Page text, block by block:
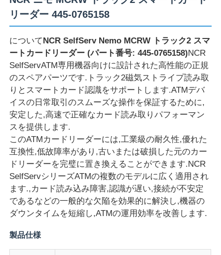
ホーム
リーダー 445-0765158
についてNCR SelfServ Nemo MCRW トラック2 スマ
ートカードリーダー (パート番号: 445-0765158)NCR
SelfServATM専用機器向けに設計された高性能の正規
のスペアパーツです.トラック2磁気ストライプ読み取
りとスマートカード認識をサポートします.ATMデバ
イスの日常取引のスムーズな操作を保証するために,
安定した,高速で正確なカード読み取りパフォーマン
スを提供します.
このATMカードリーダーには,工業級の耐久性,優れた
互換性,低故障率があり,古いまたは破損した元のカー
ドリーダーを完璧に置き換えることができます.NCR
SelfServシリーズATMの複数のモデルに広く適用され
ます.,カード読み込み障害,認識が遅い,接続が不安定
であるなどの一般的な欠陥を効果的に解決し,機器の
ダウンタイムを短縮し,ATMの運用効率を改善します.
製品仕様